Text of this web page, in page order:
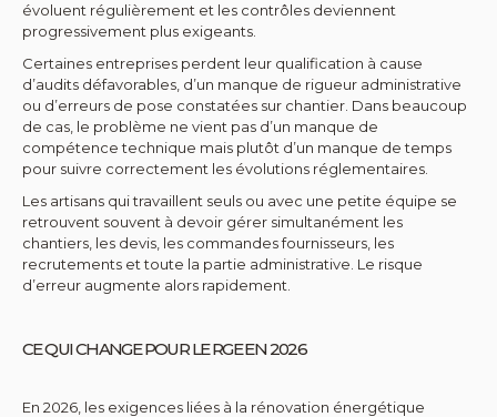
évoluent régulièrement et les contrôles deviennent
progressivement plus exigeants.
Certaines entreprises perdent leur qualification à cause
d’audits défavorables, d’un manque de rigueur administrative
ou d’erreurs de pose constatées sur chantier. Dans beaucoup
de cas, le problème ne vient pas d’un manque de
compétence technique mais plutôt d’un manque de temps
pour suivre correctement les évolutions réglementaires.
Les artisans qui travaillent seuls ou avec une petite équipe se
retrouvent souvent à devoir gérer simultanément les
chantiers, les devis, les commandes fournisseurs, les
recrutements et toute la partie administrative. Le risque
d’erreur augmente alors rapidement.
CE QUI CHANGE POUR LE RGE EN 2026
En 2026, les exigences liées à la rénovation énergétique